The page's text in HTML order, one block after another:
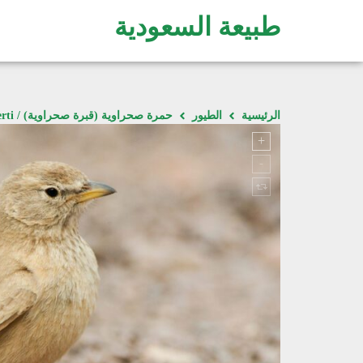
طبيعة السعودية
الرئيسية الطيور حمرة صحراوية (قبرة صحراوية) / Ammomanes deserti